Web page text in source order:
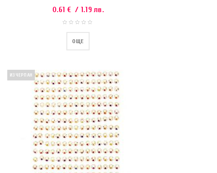
0.61 € / 1.19 лв.
ОЩЕ
ИЗЧЕРПАН